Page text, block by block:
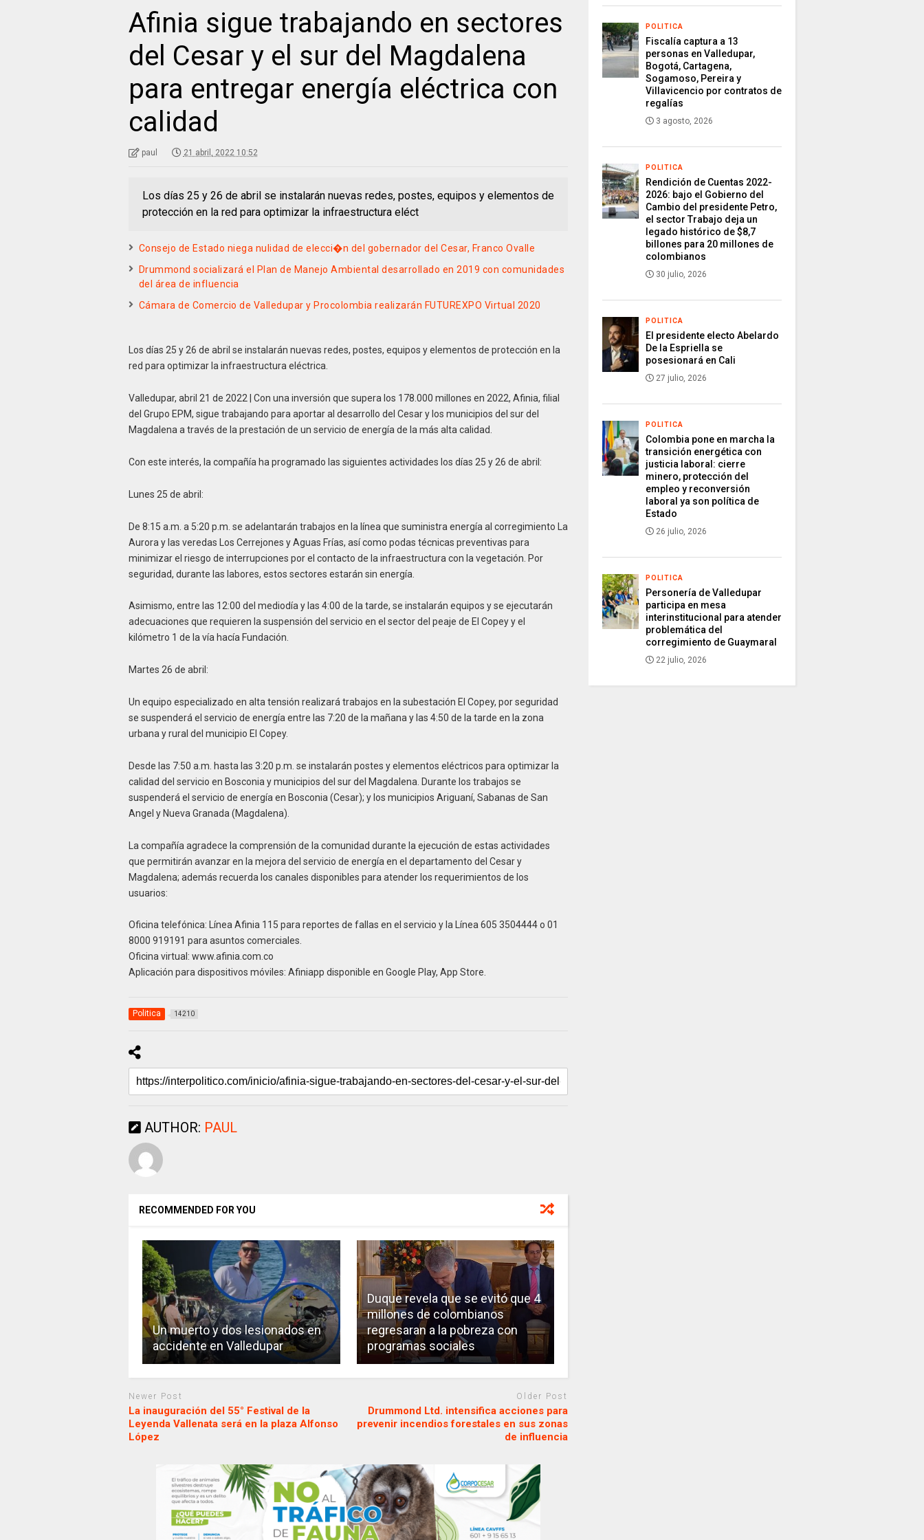
Afinia sigue trabajando en sectores
del Cesar y el sur del Magdalena
para entregar energía eléctrica con
calidad
paul 21 abril, 2022 10:52
Los días 25 y 26 de abril se instalarán nuevas redes, postes, equipos y elementos de
protección en la red para optimizar la infraestructura eléct
Consejo de Estado niega nulidad de elecci�n del gobernador del Cesar, Franco Ovalle
Drummond socializará el Plan de Manejo Ambiental desarrollado en 2019 con comunidades
del área de influencia
Cámara de Comercio de Valledupar y Procolombia realizarán FUTUREXPO Virtual 2020
Los días 25 y 26 de abril se instalarán nuevas redes, postes, equipos y elementos de protección en la
red para optimizar la infraestructura eléctrica.
Valledupar, abril 21 de 2022 | Con una inversión que supera los 178.000 millones en 2022, Afinia, filial
del Grupo EPM, sigue trabajando para aportar al desarrollo del Cesar y los municipios del sur del
Magdalena a través de la prestación de un servicio de energía de la más alta calidad.
Con este interés, la compañía ha programado las siguientes actividades los días 25 y 26 de abril:
Lunes 25 de abril:
De 8:15 a.m. a 5:20 p.m. se adelantarán trabajos en la línea que suministra energía al corregimiento La
Aurora y las veredas Los Cerrejones y Aguas Frías, así como podas técnicas preventivas para
minimizar el riesgo de interrupciones por el contacto de la infraestructura con la vegetación. Por
seguridad, durante las labores, estos sectores estarán sin energía.
Asimismo, entre las 12:00 del mediodía y las 4:00 de la tarde, se instalarán equipos y se ejecutarán
adecuaciones que requieren la suspensión del servicio en el sector del peaje de El Copey y el
kilómetro 1 de la vía hacía Fundación.
Martes 26 de abril:
Un equipo especializado en alta tensión realizará trabajos en la subestación El Copey, por seguridad
se suspenderá el servicio de energía entre las 7:20 de la mañana y las 4:50 de la tarde en la zona
urbana y rural del municipio El Copey.
Desde las 7:50 a.m. hasta las 3:20 p.m. se instalarán postes y elementos eléctricos para optimizar la
calidad del servicio en Bosconia y municipios del sur del Magdalena. Durante los trabajos se
suspenderá el servicio de energía en Bosconia (Cesar); y los municipios Ariguaní, Sabanas de San
Angel y Nueva Granada (Magdalena).
La compañía agradece la comprensión de la comunidad durante la ejecución de estas actividades
que permitirán avanzar en la mejora del servicio de energía en el departamento del Cesar y
Magdalena; además recuerda los canales disponibles para atender los requerimientos de los
usuarios:
Oficina telefónica: Línea Afinia 115 para reportes de fallas en el servicio y la Línea 605 3504444 o 01
8000 919191 para asuntos comerciales.
Oficina virtual: www.afinia.com.co
Aplicación para dispositivos móviles: Afiniapp disponible en Google Play, App Store.
Politica 14210
AUTHOR: PAUL
RECOMMENDED FOR YOU
Un muerto y dos lesionados en
accidente en Valledupar
Duque revela que se evitó que 4
millones de colombianos
regresaran a la pobreza con
programas sociales
Newer Post
La inauguración del 55° Festival de la
Leyenda Vallenata será en la plaza Alfonso
López
Older Post
Drummond Ltd. intensifica acciones para
prevenir incendios forestales en sus zonas
de influencia
POLITICA
Fiscalía captura a 13
personas en Valledupar,
Bogotá, Cartagena,
Sogamoso, Pereira y
Villavicencio por contratos de
regalías
3 agosto, 2026
POLITICA
Rendición de Cuentas 2022-
2026: bajo el Gobierno del
Cambio del presidente Petro,
el sector Trabajo deja un
legado histórico de $8,7
billones para 20 millones de
colombianos
30 julio, 2026
POLITICA
El presidente electo Abelardo
De la Espriella se
posesionará en Cali
27 julio, 2026
POLITICA
Colombia pone en marcha la
transición energética con
justicia laboral: cierre
minero, protección del
empleo y reconversión
laboral ya son política de
Estado
26 julio, 2026
POLITICA
Personería de Valledupar
participa en mesa
interinstitucional para atender
problemática del
corregimiento de Guaymaral
22 julio, 2026